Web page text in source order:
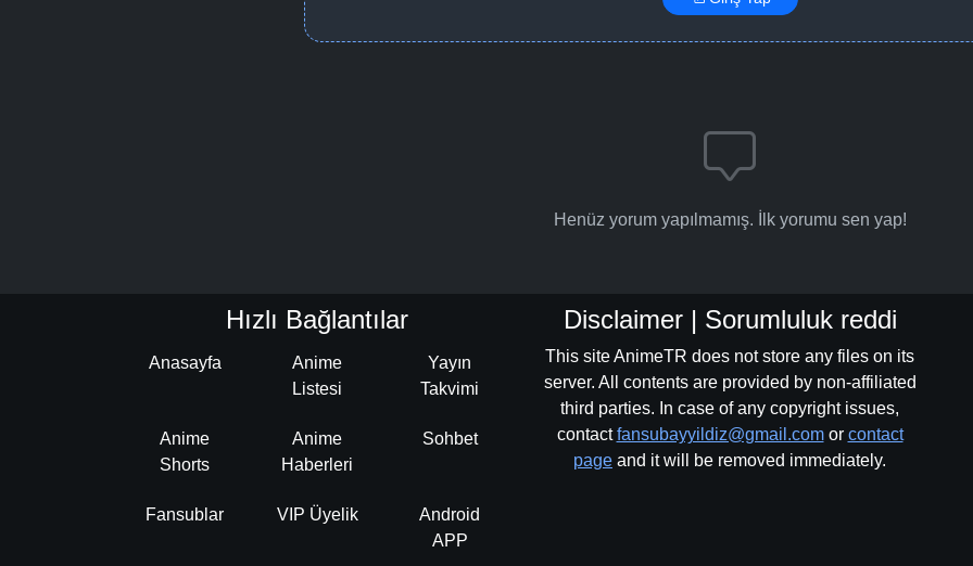
Henüz yorum yapılmamış. İlk yorumu sen yap!
Hızlı Bağlantılar
Anasayfa
Anime
Listesi
Yayın
Takvimi
Anime
Shorts
Anime
Haberleri
Sohbet
Fansublar VIP Üyelik
Android
APP
Disclaimer | Sorumluluk reddi
This site AnimeTR does not store any files on its
server. All contents are provided by non-affiliated
third parties. In case of any copyright issues,
contactfansubayyildiz@gmail.comor contact
page and it will be removed immediately.